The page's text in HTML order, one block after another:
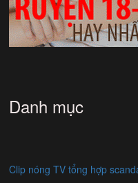
Danh mục
Clip nóng TV tổng hợp